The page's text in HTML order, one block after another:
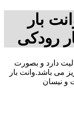
بار
رودکی
دارد و بصورت
می باشد.وانت بار
و نیسان